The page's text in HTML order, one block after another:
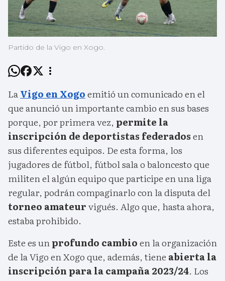
Partido de la Vigo en Xogo.
LaVigo en Xogoemitió un comunicado en el
que anunció un importante cambio en sus bases
porque, por primera vez, permite la
inscripción de deportistas federadosen
sus diferentes equipos. De esta forma, los
jugadores de fútbol, fútbol sala o baloncesto que
militen el algún equipo que participe en una liga
regular, podrán compaginarlo con la disputa del
torneo amateurvigués. Algo que, hasta ahora,
estaba prohibido.
Este es unprofundo cambioen la organización
de la Vigo en Xogo que, además, tiene abierta la
inscripción para la campaña 2023/24. Los